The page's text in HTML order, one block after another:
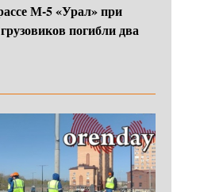
М-5 «Урал» при
погибли два